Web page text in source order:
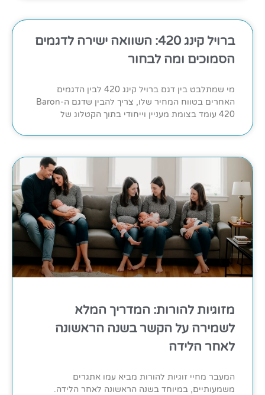
ברויל קינג 420: השוואה ישירה לדגמים
הסמוכים ומה לבחור
מי שמתלבט בין דגם ברויל קינג 420 לבין הדגמים
האחרים בטווח המחיר שלו, צריך להבין שדגם ה-Baron
420 עומד בצומת מעניין וייחודי בתוך הקטלוג של
מזוגיות להורות: המדריך המלא
לשמירה על הקשר בשנה הראשונה
לאחר הלידה
המעבר מחיי זוגיות להורות מביא עמו אתגרים
משמעותיים, במיוחד בשנה הראשונה לאחר הלידה.